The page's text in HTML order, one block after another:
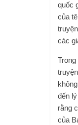
quốc
của
các
đến
rằng
của